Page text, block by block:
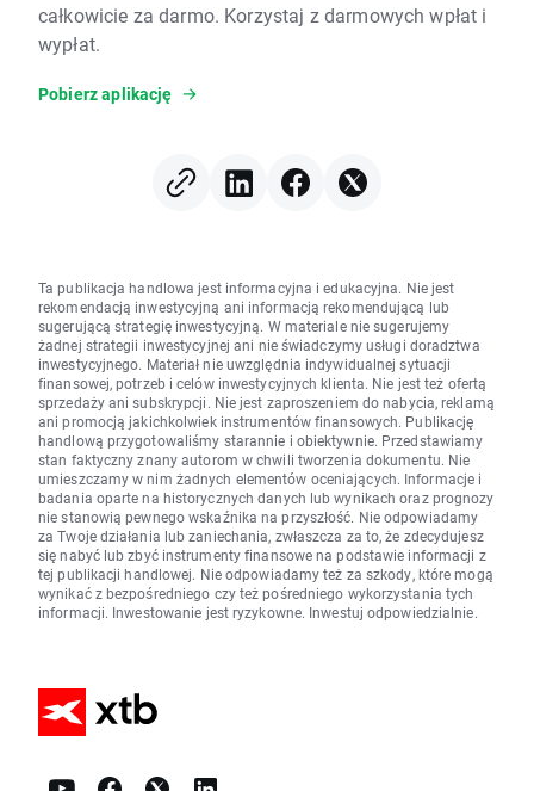
całkowicie za darmo. Korzystaj z darmowych wpłat i
wypłat.
Pobierz aplikację
Ta publikacja handlowa jest informacyjna i edukacyjna. Nie jest
rekomendacją inwestycyjną ani informacją rekomendującą lub
sugerującą strategię inwestycyjną. W materiale nie sugerujemy
żadnej strategii inwestycyjnej ani nie świadczymy usługi doradztwa
inwestycyjnego. Materiał nie uwzględnia indywidualnej sytuacji
finansowej, potrzeb i celów inwestycyjnych klienta. Nie jest też ofertą
sprzedaży ani subskrypcji. Nie jest zaproszeniem do nabycia, reklamą
ani promocją jakichkolwiek instrumentów finansowych. Publikację
handlową przygotowaliśmy starannie i obiektywnie. Przedstawiamy
stan faktyczny znany autorom w chwili tworzenia dokumentu. Nie
umieszczamy w nim żadnych elementów oceniających. Informacje i
badania oparte na historycznych danych lub wynikach oraz prognozy
nie stanowią pewnego wskaźnika na przyszłość. Nie odpowiadamy
za Twoje działania lub zaniechania, zwłaszcza za to, że zdecydujesz
się nabyć lub zbyć instrumenty finansowe na podstawie informacji z
tej publikacji handlowej. Nie odpowiadamy też za szkody, które mogą
wynikać z bezpośredniego czy też pośredniego wykorzystania tych
informacji. Inwestowanie jest ryzykowne. Inwestuj odpowiedzialnie.